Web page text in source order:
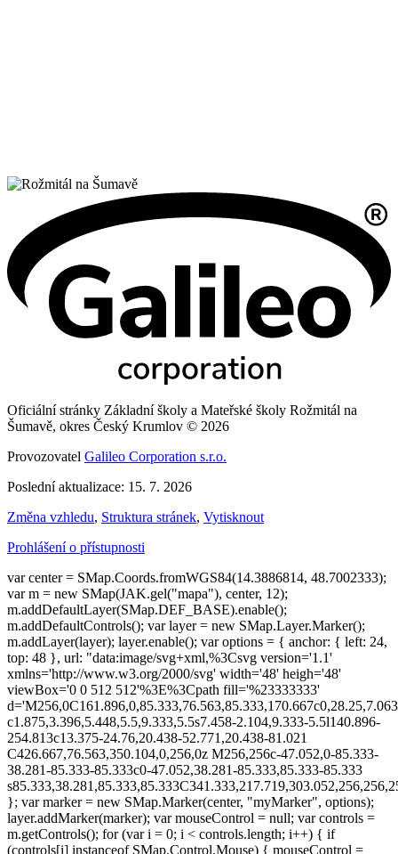
Oficiální stránky Základní školy a Mateřské školy Rožmitál na
Šumavě, okres Český Krumlov © 2026
Provozovatel Galileo Corporation s.r.o.
Poslední aktualizace: 15. 7. 2026
Změna vzhledu, Struktura stránek, Vytisknout
Prohlášení o přístupnosti
var center = SMap.Coords.fromWGS84(14.3886814, 48.7002333);
var m = new SMap(JAK.gel("mapa"), center, 12);
m.addDefaultLayer(SMap.DEF_BASE).enable();
m.addDefaultControls(); var layer = new SMap.Layer.Marker();
m.addLayer(layer); layer.enable(); var options = { anchor: { left: 24,
top: 48 }, url: "data:image/svg+xml,%3Csvg version='1.1'
xmlns='http://www.w3.org/2000/svg' width='48' heigh='48'
viewBox='0 0 512 512'%3E%3Cpath fill='%23333333'
c1.875,3.396,5.448,5.5,9.333,5.5s7.458-2.104,9.333-5.5l140.896-
254.813c13.375-24.76,20.438-52.771,20.438-81.021
C426.667,76.563,350.104,0,256,0z M256,256c-47.052,0-85.333-
38.281-85.333-85.333c0-47.052,38.281-85.333,85.333-85.333
}; var marker = new SMap.Marker(center, "myMarker", options);
layer.addMarker(marker); var mouseControl = null; var controls =
m.getControls(); for (var i = 0; i < controls.length; i++) { if
(controls[i] instanceof SMap.Control.Mouse) { mouseControl =